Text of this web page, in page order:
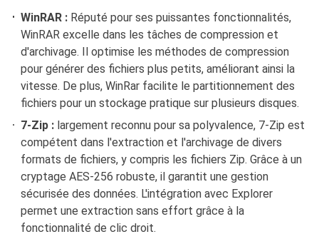
WinRAR : Réputé pour ses puissantes fonctionnalités,
WinRAR excelle dans les tâches de compression et
d'archivage. Il optimise les méthodes de compression
pour générer des fichiers plus petits, améliorant ainsi la
vitesse. De plus, WinRar facilite le partitionnement des
fichiers pour un stockage pratique sur plusieurs disques.
7-Zip : largement reconnu pour sa polyvalence, 7-Zip est
compétent dans l'extraction et l'archivage de divers
formats de fichiers, y compris les fichiers Zip. Grâce à un
cryptage AES-256 robuste, il garantit une gestion
sécurisée des données. L'intégration avec Explorer
permet une extraction sans effort grâce à la
fonctionnalité de clic droit.